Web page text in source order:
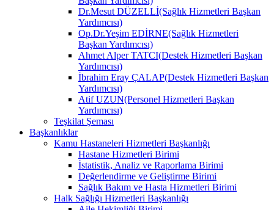
Dr.Mesut DÜZELLİ(Sağlık Hizmetleri Başkan
Yardımcısı)
Op.Dr.Yeşim EDİRNE(Sağlık Hizmetleri
Başkan Yardımcısı)
Ahmet Alper TATCI(Destek Hizmetleri Başkan
Yardımcısı)
İbrahim Eray ÇALAP(Destek Hizmetleri Başkan
Yardımcısı)
Atif UZUN(Personel Hizmetleri Başkan
Yardımcısı)
Teşkilat Şeması
Başkanlıklar
Kamu Hastaneleri Hizmetleri Başkanlığı
Hastane Hizmetleri Birimi
İstatistik, Analiz ve Raporlama Birimi
Değerlendirme ve Geliştirme Birimi
Sağlık Bakım ve Hasta Hizmetleri Birimi
Halk Sağlığı Hizmetleri Başkanlığı